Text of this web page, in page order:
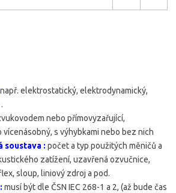
např. elektrostatický, elektrodynamický,
nebo přímovyzařující,
s výhybkami nebo bez nich
soustava : počet a typ použitých měničů a
zatížení, uzavřená ozvučnice,
sloup, liniový zdroj a pod.
musí být dle ČSN IEC 268-1 a 2, (až bude čas